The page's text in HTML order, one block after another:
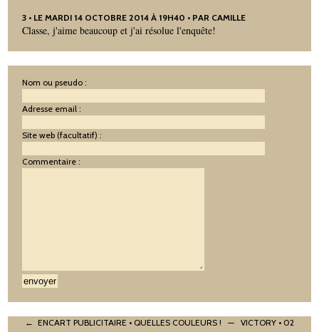
3 • LE MARDI 14 OCTOBRE 2014 À 19H40 • PAR CAMILLE
Classe, j'aime beaucoup et j'ai résolue l'enquête!
Nom ou pseudo :
Adresse email :
Site web (facultatif) :
Commentaire :
← ENCART PUBLICITAIRE • QUELLES COULEURS ! — VICTORY • 02